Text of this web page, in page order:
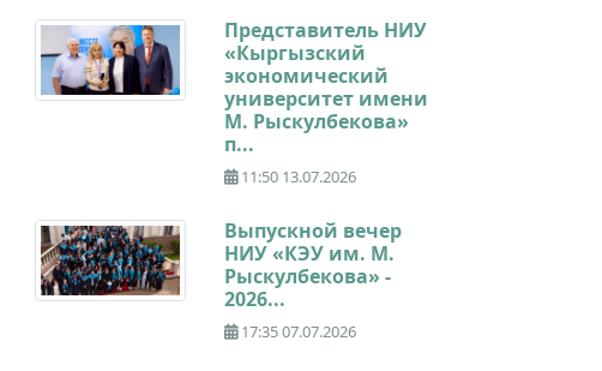
Представитель НИУ
«Кыргызский
экономический
университет имени
М. Рыскулбекова»
п...
11:50 13.07.2026
Выпускной вечер
НИУ «КЭУ им. М.
Рыскулбекова» -
2026...
17:35 07.07.2026